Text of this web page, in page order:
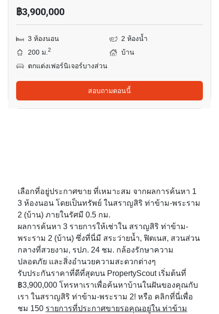
฿3,900,000
3 ห้องนอน
2 ห้องน้ำ
200 ม.2
บ้าน
ตกแต่งเฟอร์นิเจอร์บางส่วน
สอบถามตอนนี้
เลือกที่อยู่ประกาศขาย ที่เหมาะสม จากผลการค้นหา 1
3 ห้องนอน โดยเป็นทรัพย์ ในสราญสิริ ท่าข้าม-พระราม
2 (บ้าน) ภายในรัศมี 0.5 กม.
ผลการค้นหา 3 รายการให้เช่าใน สราญสิริ ท่าข้าม-
พระราม 2 (บ้าน) ซึ่งที่นี่มี สระว่ายน้ำ, ฟิตเนส, สวนส่วน
กลางที่สวยงาม, รปภ. 24 ชม. กล้องรักษาความ
ปลอดภัย และสิ่งอำนวยความสะดวกต่างๆ
รับประกันราคาที่ดีที่สุดบน PropertyScout เริ่มต้นที่
฿3,900,000 โทรหาเราเพื่อค้นหาบ้านในฝันของคุณกับ
เรา ในสราญสิริ ท่าข้าม-พระราม 2! หรือ คลิกที่นี่เพื่อ
ชม 150 รายการที่ประกาศขายรอคุณอยู่ใน ท่าข้าม